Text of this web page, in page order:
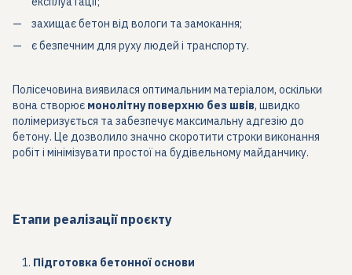
захищає бетон від вологи та замокання;
є безпечним для руху людей і транспорту.
Полісечовина виявилася оптимальним матеріалом, оскільки
вона створює монолітну поверхню без швів, швидко
полімеризується та забезпечує максимальну адгезію до
бетону. Це дозволило значно скоротити строки виконання
робіт і мінімізувати простої на будівельному майданчику.
Етапи реалізації проєкту
Підготовка бетонної основи